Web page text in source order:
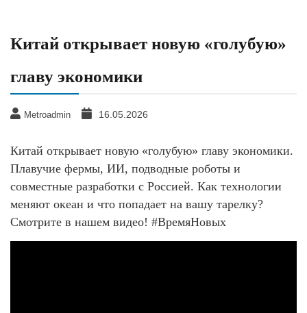
Китай открывает новую «голубую»
главу экономики
Metroadmin 16.05.2026
Китай открывает новую «голубую» главу экономики.
Плавучие фермы, ИИ, подводные роботы и
совместные разработки с Россией. Как технологии
меняют океан и что попадает на вашу тарелку?
Смотрите в нашем видео! #ВремяНовых